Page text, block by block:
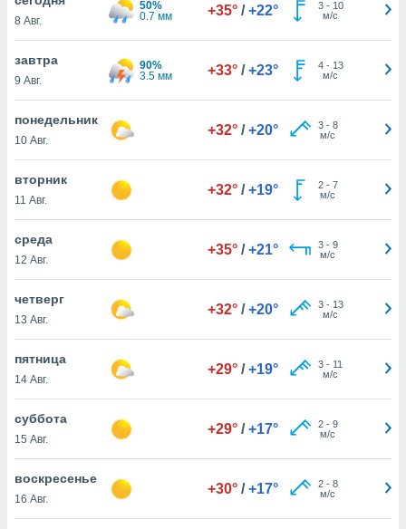
действия
на веб-
основе.
нашей
cookie
в
ВЫ
8 Авг.
50%
0.7 мм
+35° / +22° 3- 10
м/с
завтра
9 Авг.
90%
3.5 мм
+33° / +23° 4- 13
м/с
понедельник
10 Авг.
+32° / +20° 3- 8
м/с
вторник
11 Авг.
+32° / +19° 2- 7
м/с
среда
12 Авг.
+35° / +21° 3- 9
м/с
четверг
13 Авг.
+32° / +20° 3- 13
м/с
пятница
14 Авг.
+29° / +19° 3- 11
м/с
суббота
15 Авг.
+29° / +17° 2- 9
м/с
воскресенье
16 Авг.
+30° / +17° 2- 8
м/с